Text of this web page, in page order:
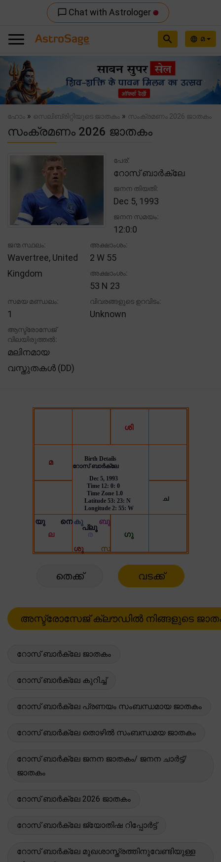
chat_bubble_outline Chat with Astrologer
language മ
search
Previous
ഹോം » സെലിബ്രിറ്റിയുടെ ജാതകം » സംക്രമണം 2026 ജാതകം
സംക്രമണം 2026 ജാതകം
പേര്:
റോസ് ബാർക്ലേ
ജനന തിയതി:
Dec 5, 1993
ജനന സമയം:
12:0:0
ജന്മ സ്ഥലം:
Wavertree, United
Kingdom
അക്ഷാംശം:
2 W 55
അക്ഷാംശം:
53 N 23
സമയ മണ്ഡലം:
1
വിവരങ്ങളുടെ ഉറവിടം:
Unknown
ആസ്ട്രോസേജ്
വിലയിരുത്തൽ:
മലിനമായ
വസ്തുതകൾ (DD)
തെക്ക് വടക്ക്
റോസ് ബാർക്ലേ ജാതകം
റോസ് ബാർക്ലേ കുറിച്ച്
റോസ് ബാർക്ലേ പ്രണയം സംബന്ധമായ ജാതകം
റോസ് ബാർക്ലേ തൊഴിൽ സംബന്ധമയ ജാതകം
റോസ് ബാർക്ലേ ജനന ജാതകം/ ജനന ചാർട്ട്/
ജാതകം
റോസ് ബാർക്ലേ 2026 ജാതകം
റോസ് ബാർക്ലേ ജ്യോതിഷ റിപ്പോർട്ട്
റോസ് ബാർക്ലേ മുഖശാസ്ത്രത്തിനുവേണ്ടിയുള്ള